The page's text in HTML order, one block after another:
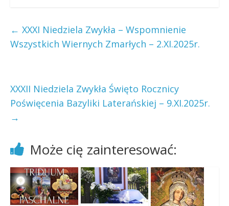
← XXXI Niedziela Zwykła – Wspomnienie
Wszystkich Wiernych Zmarłych – 2.XI.2025r.
XXXII Niedziela Zwykła Święto Rocznicy
Poświęcenia Bazyliki Laterańskiej – 9.XI.2025r.
→
Może cię zainteresować: